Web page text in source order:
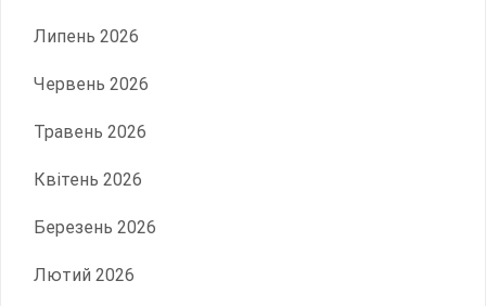
Липень 2026
Червень 2026
Травень 2026
Квітень 2026
Березень 2026
Лютий 2026